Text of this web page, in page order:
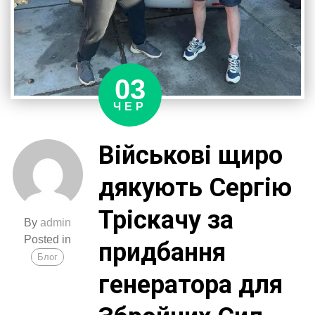
03
ЧЕР
Byadmin
Posted in
Блог
Військові щиро
дякують Сергію
Тріскачу за
придбання
генератора для